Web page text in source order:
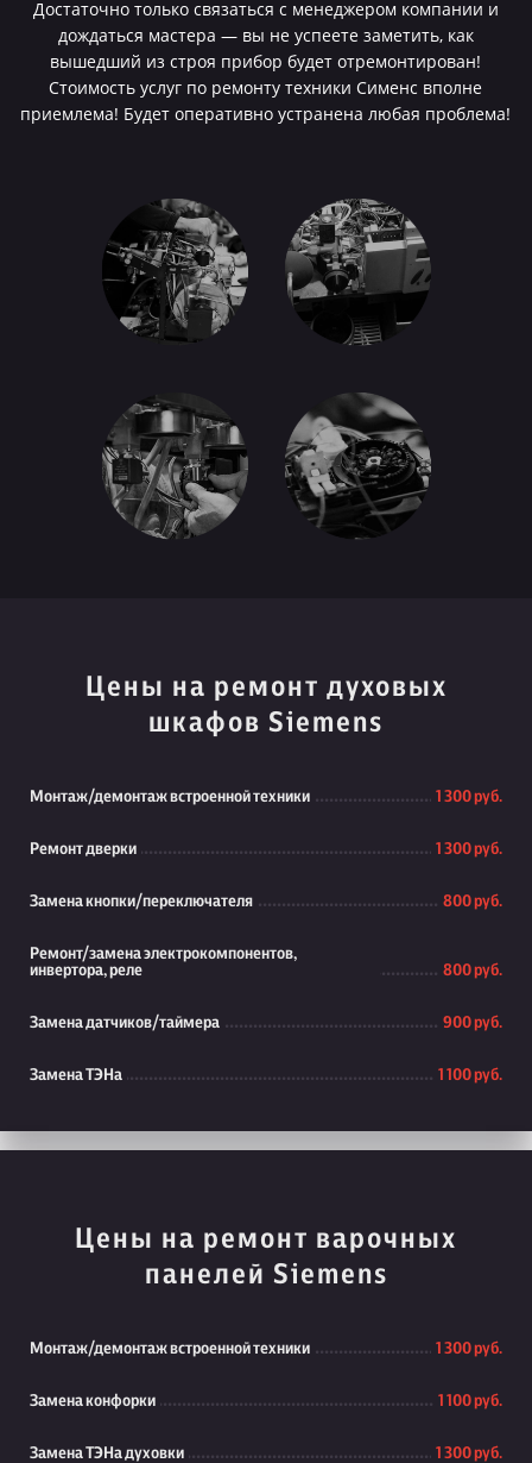
Достаточно только связаться с менеджером компании и
дождаться мастера — вы не успеете заметить, как
вышедший из строя прибор будет отремонтирован!
Стоимость услуг по ремонту техники Сименс вполне
приемлема! Будет оперативно устранена любая проблема!
Цены на ремонт духовых
шкафов Siemens
Монтаж/демонтаж встроенной техники 1 300 руб.
Ремонт дверки 1 300 руб.
Замена кнопки/переключателя 800 руб.
Ремонт/замена электрокомпонентов,
инвертора, реле
800 руб.
Замена датчиков/таймера 900 руб.
Замена ТЭНа 1 100 руб.
Цены на ремонт варочных
панелей Siemens
Монтаж/демонтаж встроенной техники 1 300 руб.
Замена конфорки 1 100 руб.
Замена ТЭНа духовки 1 300 руб.